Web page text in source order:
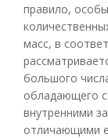
правило,
масс, в
большого
обладающего
внутренними
отличающими